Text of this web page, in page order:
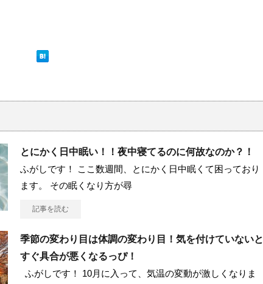
とにかく日中眠い！！夜中寝てるのに何故なのか？！
ふがしです！ ここ数週間、とにかく日中眠くて困っており
ます。 その眠くなり方が尋
記事を読む
季節の変わり目は体調の変わり目！気を付けていないと
すぐ具合が悪くなるっぴ！
ふがしです！ 10月に入って、気温の変動が激しくなりま